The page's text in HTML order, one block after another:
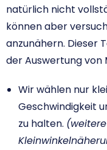
natürlich nicht
können aber
anzunähern. Dieser
der Auswertung von
Wir wählen nur
Geschwindigkeit
zu halten.